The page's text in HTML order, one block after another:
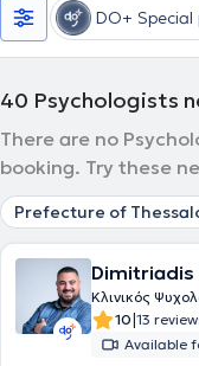
DO+ Special
40 Psychologists
There are no
booking. Try these
Prefecture of
Κλινικός
10|13
Available